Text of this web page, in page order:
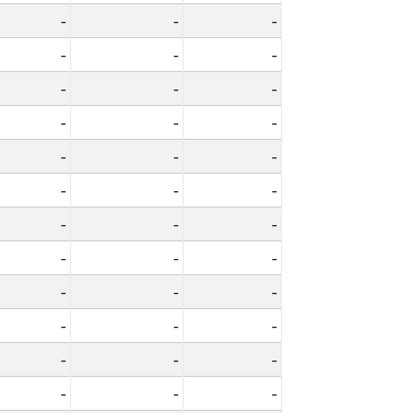
- -
-
- -
-
- -
-
- -
-
- -
-
- -
-
- -
-
- -
-
- -
-
- -
-
- -
-
- -
-